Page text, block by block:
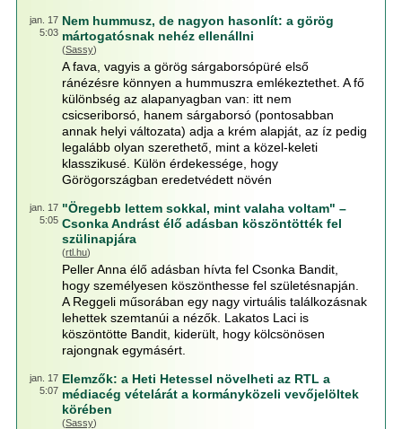
jan. 17
5:03
Nem hummusz, de nagyon hasonlít: a görög
mártogatósnak nehéz ellenállni
(Sassy)
A fava, vagyis a görög sárgaborsópüré első
ránézésre könnyen a hummuszra emlékeztethet. A fő
különbség az alapanyagban van: itt nem
csicseriborsó, hanem sárgaborsó (pontosabban
annak helyi változata) adja a krém alapját, az íz pedig
legalább olyan szerethető, mint a közel-keleti
klasszikusé. Külön érdekessége, hogy
Görögországban eredetvédett növén
jan. 17
5:05
"Öregebb lettem sokkal, mint valaha voltam" –
Csonka Andrást élő adásban köszöntötték fel
szülinapjára
(rtl.hu)
Peller Anna élő adásban hívta fel Csonka Bandit,
hogy személyesen köszönthesse fel születésnapján.
A Reggeli műsorában egy nagy virtuális találkozásnak
lehettek szemtanúi a nézők. Lakatos Laci is
köszöntötte Bandit, kiderült, hogy kölcsönösen
rajongnak egymásért.
jan. 17
5:07
Elemzők: a Heti Hetessel növelheti az RTL a
médiacég vételárát a kormányközeli vevőjelöltek
körében
(Sassy)